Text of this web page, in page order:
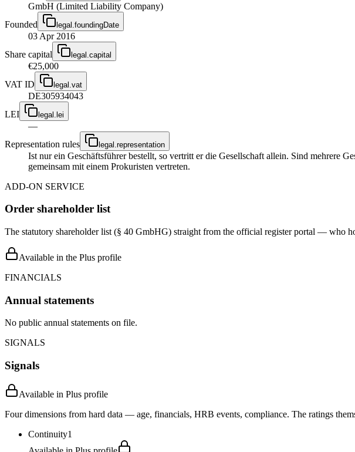
GmbH (Limited Liability Company)
Founded
legal.foundingDate
03 Apr 2016
Share capital
legal.capital
€25,000
VAT ID
legal.vat
DE305934043
LEI
legal.lei
—
Representation rules
legal.representation
Ist nur ein Geschäftsführer bestellt, so vertritt er die Gesellschaft allein. Sind mehrere
gemeinsam mit einem Prokuristen vertreten.
ADD-ON SERVICE
Order shareholder list
The statutory shareholder list (§ 40 GmbHG) straight from the official register portal — who
Available in the Plus profile
FINANCIALS
Annual statements
No public annual statements on file.
SIGNALS
Signals
Available in Plus profile
Four dimensions from hard data — age, financials, HRB events, compliance. The ratings
Continuity1